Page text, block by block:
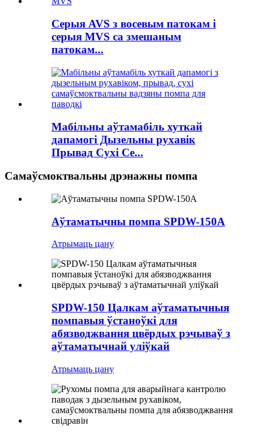
Серыя AVS з восевым патокам і
серыя MVS са змешаным
патокам...
Мабільны аўтамабіль хуткай
дапамогі Дызельны рухавік
Прывад Сухі Се...
Самаўсмоктвальны дрэнажны помпа
Аўтаматычны помпа SPDW-150A
Атрымаць цану
SPDW-150 Цалкам аўтаматычныя
помпавыя ўстаноўкі для
абязводжвання цвёрдых рэчываў з
аўтаматычнай уліўкай
Атрымаць цану